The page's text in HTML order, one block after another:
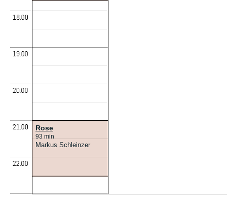
Rose
93 min
Markus Schleinzer